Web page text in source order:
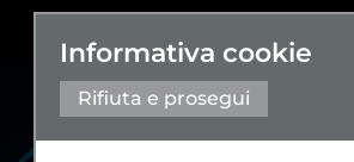
Dislessia
Informativa cookie
Rifiuta e prosegui